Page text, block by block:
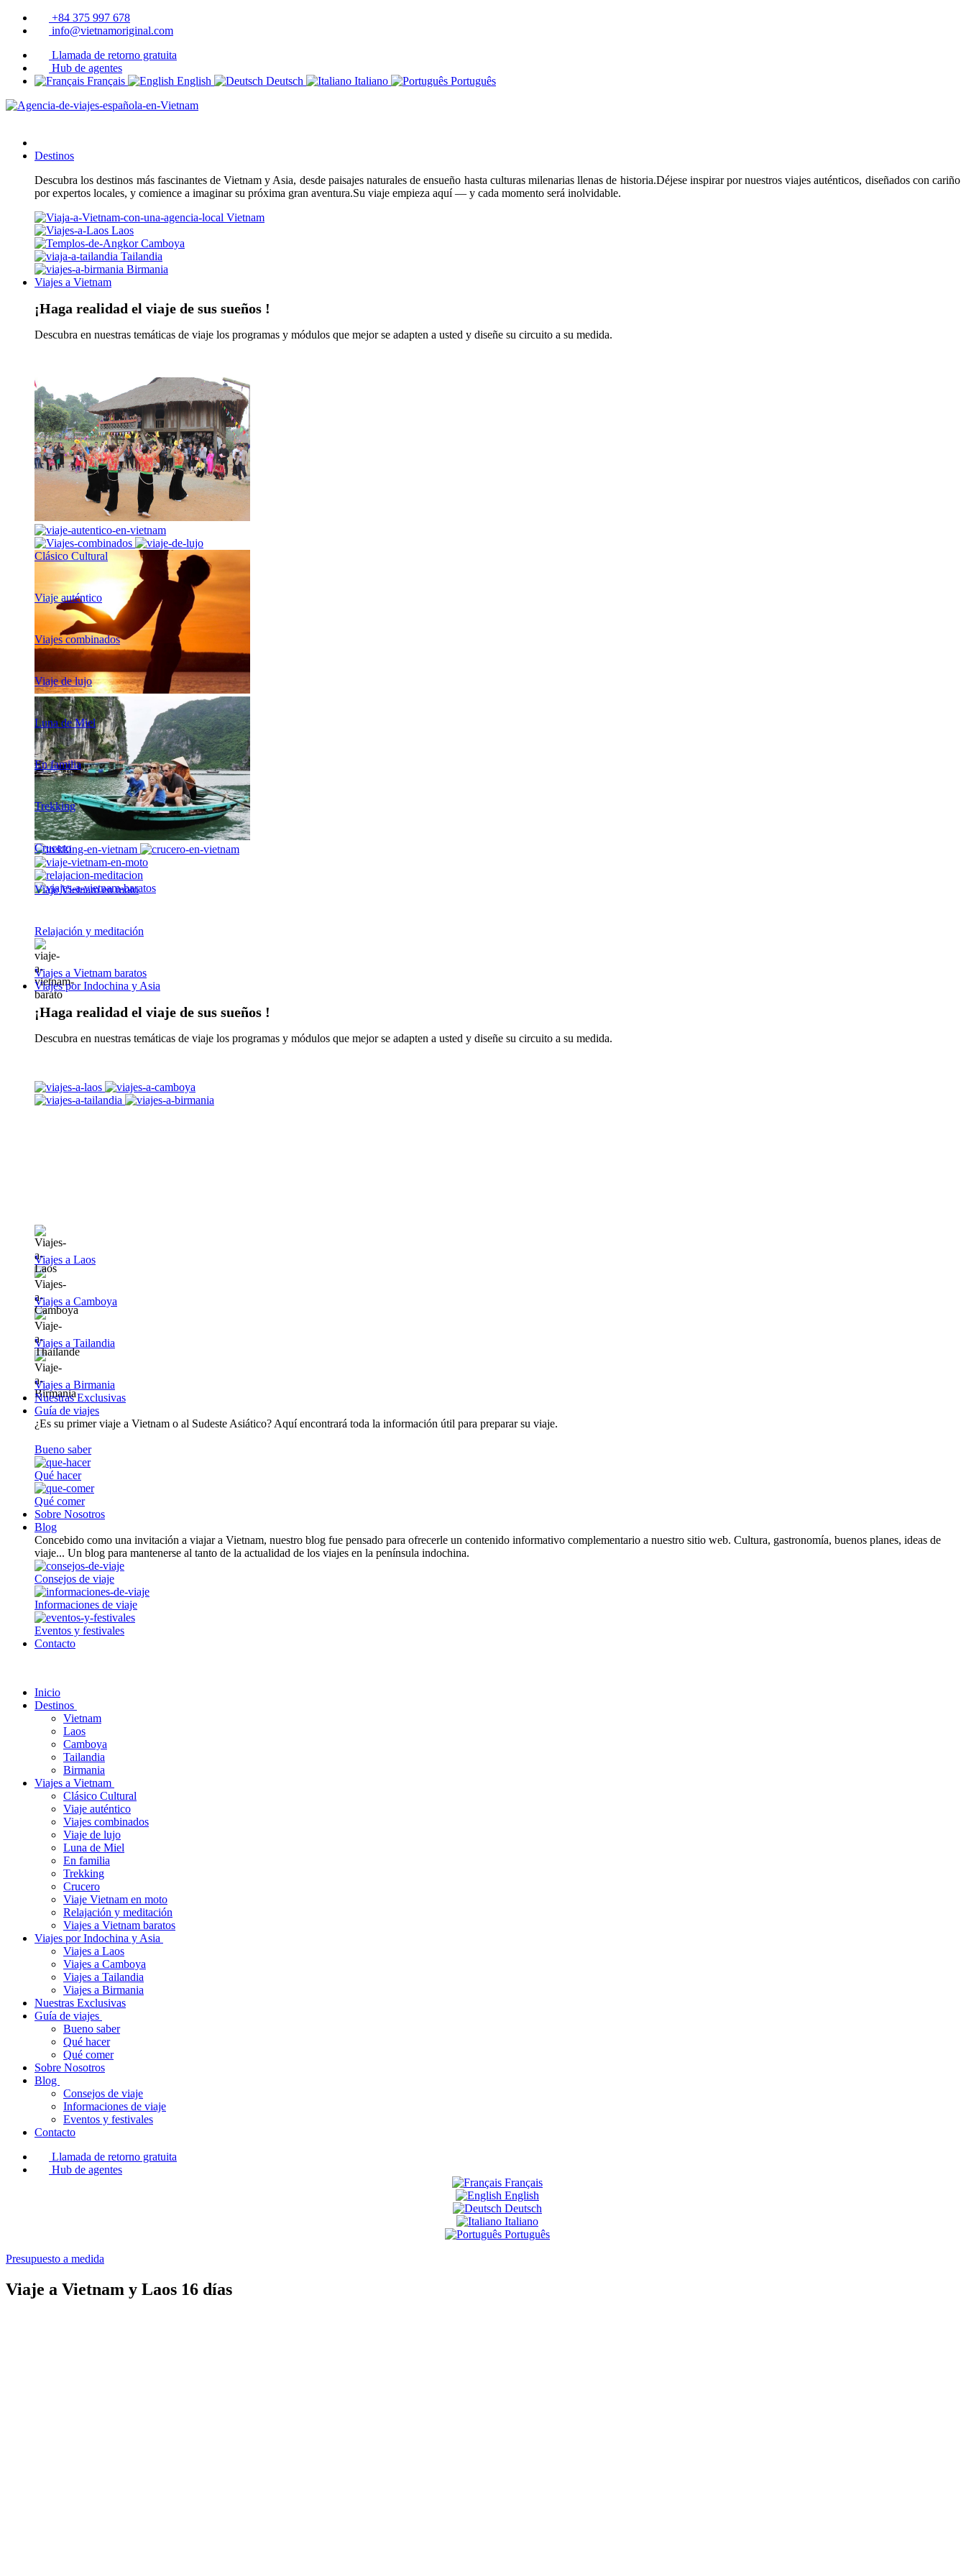
+84 375 997 678
info@vietnamoriginal.com
Llamada de retorno gratuita
Hub de agentes
Français
English Deutsch Italiano Português
Destinos
Descubra los destinos más fascinantes de Vietnam y Asia, desde paisajes naturales de ensueño hasta culturas milenarias llenas de historia.Déjese inspirar por nuestros viajes auténticos, diseñados con cariño
por expertos locales, y comience a imaginar su próxima gran aventura.Su viaje empieza aquí — y cada momento será inolvidable.
Vietnam
Laos
Camboya
Tailandia
Birmania
Viajes a Vietnam
¡Haga realidad el viaje de sus sueños !
Descubra en nuestras temáticas de viaje los programas y módulos que mejor se adapten a usted y diseñe su circuito a su medida.
Clásico Cultural
Viaje auténtico
Viajes combinados
Viaje de lujo
Luna de Miel
En familia
Trekking
Crucero
Viaje Vietnam en moto
Relajación y meditación
Viajes a Vietnam baratos
Viajes por Indochina y Asia
¡Haga realidad el viaje de sus sueños !
Descubra en nuestras temáticas de viaje los programas y módulos que mejor se adapten a usted y diseñe su circuito a su medida.
Viajes a Laos
Viajes a Camboya
Viajes a Tailandia
Viajes a Birmania
Nuestras Exclusivas
Guía de viajes
¿Es su primer viaje a Vietnam o al Sudeste Asiático? Aquí encontrará toda la información útil para preparar su viaje.
Bueno saber
Qué hacer
Qué comer
Sobre Nosotros
Blog
Concebido como una invitación a viajar a Vietnam, nuestro blog fue pensado para ofrecerle un contenido informativo complementario a nuestro sitio web. Cultura, gastronomía, buenos planes, ideas de
viaje... Un blog para mantenerse al tanto de la actualidad de los viajes en la península indochina.
Consejos de viaje
Informaciones de viaje
Eventos y festivales
Contacto
Inicio
Destinos
Vietnam
Laos
Camboya
Tailandia
Birmania
Viajes a Vietnam
Clásico Cultural
Viaje auténtico
Viajes combinados
Viaje de lujo
Luna de Miel
En familia
Trekking
Crucero
Viaje Vietnam en moto
Relajación y meditación
Viajes a Vietnam baratos
Viajes por Indochina y Asia
Viajes a Laos
Viajes a Camboya
Viajes a Tailandia
Viajes a Birmania
Nuestras Exclusivas
Guía de viajes
Bueno saber
Qué hacer
Qué comer
Sobre Nosotros
Blog
Consejos de viaje
Informaciones de viaje
Eventos y festivales
Contacto
Llamada de retorno gratuita
Hub de agentes
Français
English
Deutsch
Italiano
Português
Presupuesto a medida
Viaje a Vietnam y Laos 16 días